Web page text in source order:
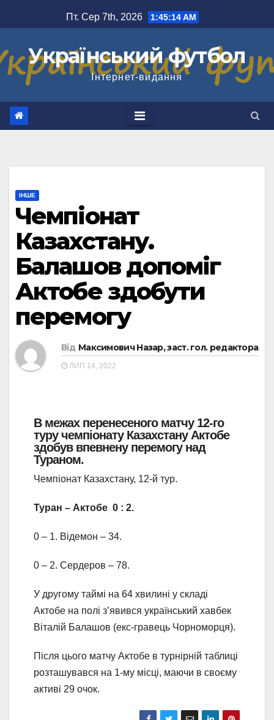
до
Пт. Сер 7th, 2026 1:45:15 AM
Український футбол
Інтернет-видання
ІНШЕ
Чемпіонат
Казахстану.
Балашов допоміг
Актобе здобути
перемогу
Від Максимович Назар, заст. гол. редактора
ЛИП 14, 2022
В межах перенесеного матчу 12-го
туру чемпіонату Казахстану Актобе
здобув впевнену перемогу над
Тураном.
Чемпіонат Казахстану, 12-й тур.
Туран – Актобе 0 : 2.
0 – 1. Відемон – 34.
0 – 2. Сердеров – 78.
У другому таймі на 64 хвилині у складі
Актобе на полі з’явився український хавбек
Віталій Балашов (екс-гравець Чорноморця).
Після цього матчу Актобе в турнірній таблиці
розташувався на 1-му місці, маючи в своєму
активі 29 очок.